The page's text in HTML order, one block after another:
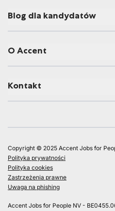
Blog dla kandydatów
O Accent
Kontakt
Copyright © 2025 Accent Jobs for
Polityka prywatności
Polityka cookies
Zastrzeżenia prawne
Uwaga na phishing
Accent Jobs for People NV -